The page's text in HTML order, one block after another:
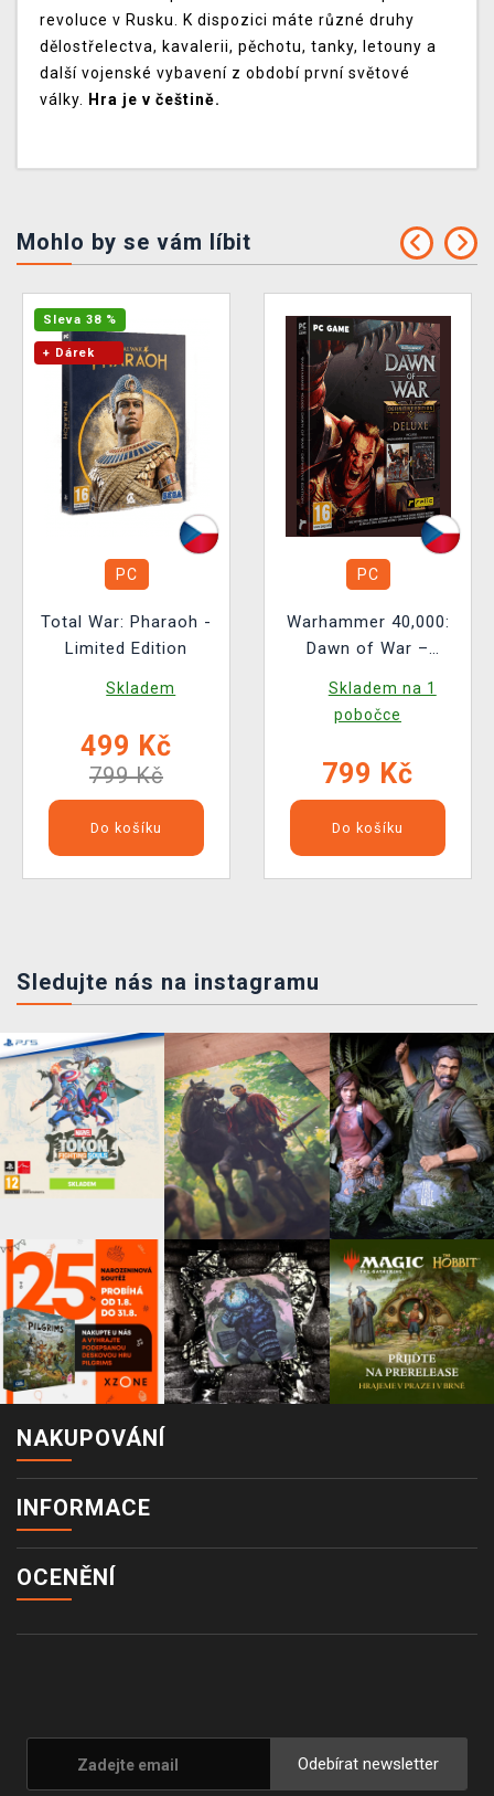
revoluce v Rusku. K dispozici máte různé druhy
dělostřelectva, kavalerii, pěchotu, tanky, letouny a
další vojenské vybavení z období první světové
války. Hra je v češtině.
Mohlo by se vám líbit
Sleva 38 %
+ Dárek
PC
Total War: Pharaoh -
Limited Edition
Skladem
499 Kč
799 Kč
Do košíku
PC
Warhammer 40,000:
Dawn of War –
Deluxe
Skladem na 1
pobočce
799 Kč
Do košíku
Sledujte nás na instagramu
NAKUPOVÁNÍ
INFORMACE
OCENĚNÍ
Odebírat newsletter